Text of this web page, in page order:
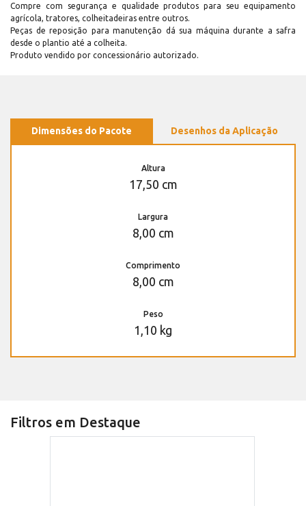
Compre com segurança e qualidade produtos para seu equipamento
agrícola, tratores, colheitadeiras entre outros.
Peças de reposição para manutenção dá sua máquina durante a safra
desde o plantio até a colheita.
Produto vendido por concessionário autorizado.
Dimensões do Pacote Desenhos da Aplicação
Altura
17,50 cm
Largura
8,00 cm
Comprimento
8,00 cm
Peso
1,10 kg
Filtros em Destaque